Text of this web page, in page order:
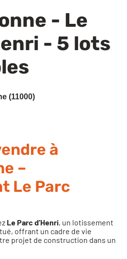
- Le
- 5 lots
(11000)
à
–
Le Parc
Le Parc d’Henri, un lotissement
offrant un cadre de vie
projet de construction dans un